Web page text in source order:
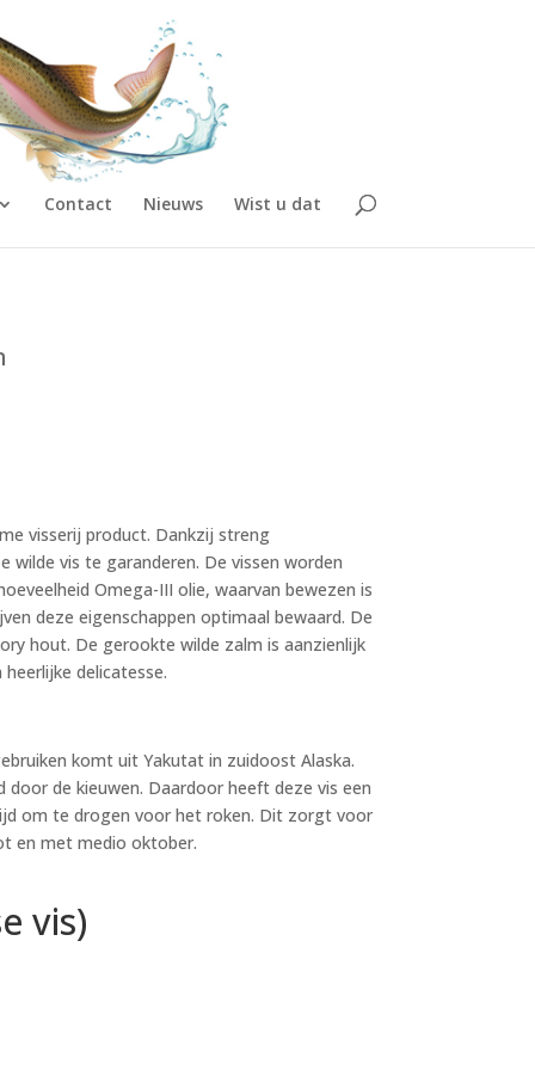
Contact Nieuws Wist u dat
visserij product. Dankzij streng
vis te garanderen. De vissen worden
Omega-III olie, waarvan bewezen is
deze eigenschappen optimaal bewaard. De
hout. De gerookte wilde zalm is aanzienlijk
delicatesse.
komt uit Yakutat in zuidoost Alaska.
de kieuwen. Daardoor heeft deze vis een
om te drogen voor het roken. Dit zorgt voor
en met medio oktober.
vis)